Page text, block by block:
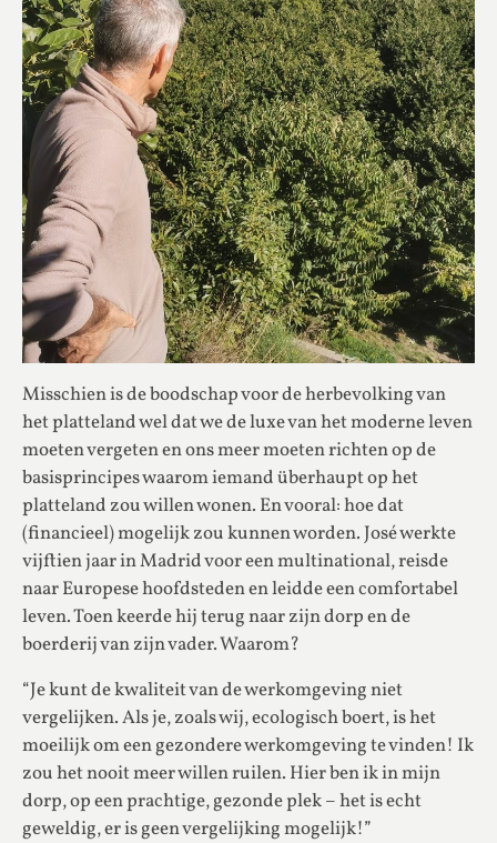
Misschien is de boodschap voor de herbevolking van
het platteland wel dat we de luxe van het moderne leven
moeten vergeten en ons meer moeten richten op de
basisprincipes waarom iemand überhaupt op het
platteland zou willen wonen. En vooral: hoe dat
(financieel) mogelijk zou kunnen worden. José werkte
vijftien jaar in Madrid voor een multinational, reisde
naar Europese hoofdsteden en leidde een comfortabel
leven. Toen keerde hij terug naar zijn dorp en de
boerderij van zijn vader. Waarom?
“Je kunt de kwaliteit van de werkomgeving niet
vergelijken. Als je, zoals wij, ecologisch boert, is het
moeilijk om een ​​gezondere werkomgeving te vinden! Ik
zou het nooit meer willen ruilen. Hier ben ik in mijn
dorp, op een prachtige, gezonde plek – het is echt
geweldig, er is geen vergelijking mogelijk!”